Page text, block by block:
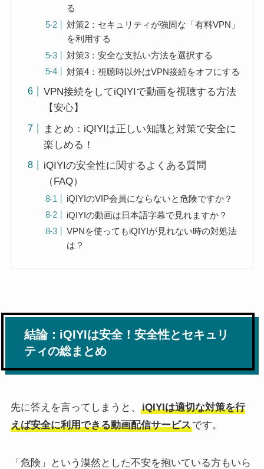
る
対策2：セキュリティが強固な「有料VPN」
を利用する
対策3：安全な支払い方法を選択する
対策4：視聴時以外はVPN接続をオフにする
VPN接続をしてiQIYIで動画を視聴する方法
【安心】
まとめ：iQIYIは正しい知識と対策で安全に
楽しめる！
iQIYIの安全性に関するよくある質問
（FAQ）
iQIYIのVIP会員にならないと危険ですか？
iQIYIの動画は日本語字幕で見れますか？
VPNを使ってもiQIYIが見れない時の対処法
は？
結論：iQIYIは安全！安全性とセキュリ
ティの総まとめ
先に答えを言ってしまうと、
iQIYIは適切な対策を行
えば安全に利用できる動画配信サービスです。
「危険」という漠然とした不安を抱いている方もいら